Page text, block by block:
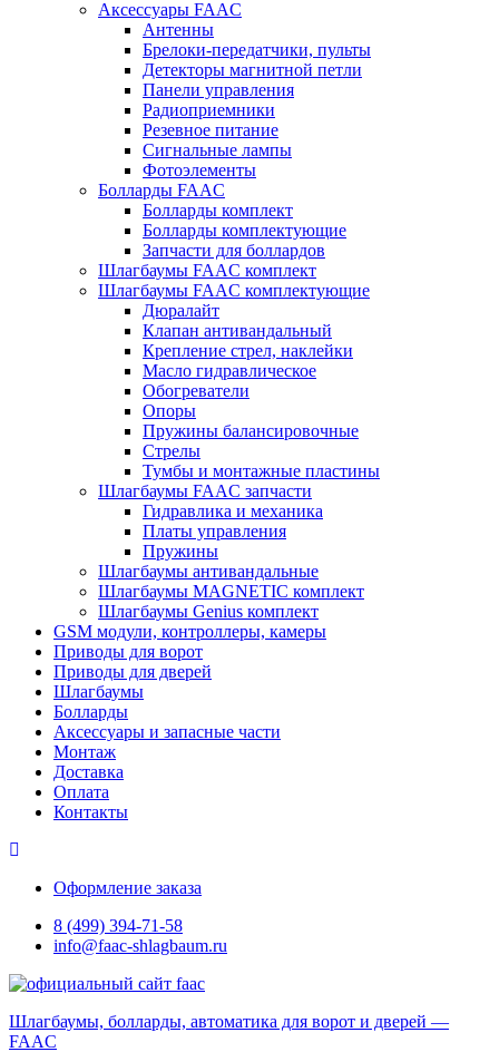
Аксессуары FAAC
Антенны
Брелоки-передатчики, пульты
Детекторы магнитной петли
Панели управления
Радиоприемники
Резевное питание
Сигнальные лампы
Фотоэлементы
Болларды FAAC
Болларды комплект
Болларды комплектующие
Запчасти для боллардов
Шлагбаумы FAAC комплект
Шлагбаумы FAAC комплектующие
Дюралайт
Клапан антивандальный
Крепление стрел, наклейки
Масло гидравлическое
Обогреватели
Опоры
Пружины балансировочные
Стрелы
Тумбы и монтажные пластины
Шлагбаумы FAAC запчасти
Гидравлика и механика
Платы управления
Пружины
Шлагбаумы антивандальные
Шлагбаумы MAGNETIC комплект
Шлагбаумы Genius комплект
GSM модули, контроллеры, камеры
Приводы для ворот
Приводы для дверей
Шлагбаумы
Болларды
Аксессуары и запасные части
Монтаж
Доставка
Оплата
Контакты
Оформление заказа
8 (499) 394-71-58
info@faac-shlagbaum.ru
Шлагбаумы, болларды, автоматика для ворот и дверей —
FAAC